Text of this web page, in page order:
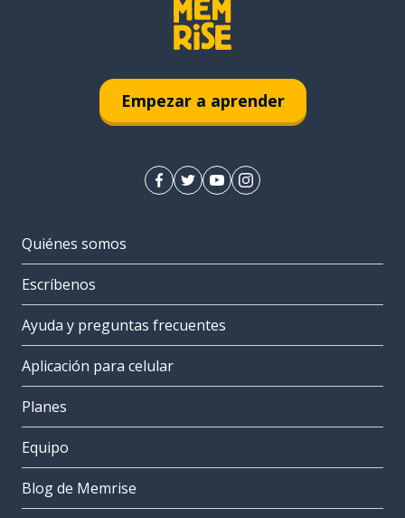
Empezar a aprender
Quiénes somos
Escríbenos
Ayuda y preguntas frecuentes
Aplicación para celular
Planes
Equipo
Blog de Memrise